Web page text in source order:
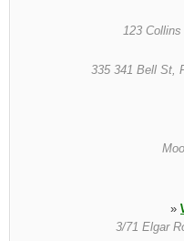
123
335 341 Bell St,
»
3/71 Elgar